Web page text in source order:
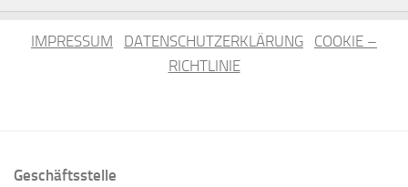
IMPRESSUM DATENSCHUTZERKLÄRUNG
COOKIE –
RICHTLINIE
Geschäftsstelle